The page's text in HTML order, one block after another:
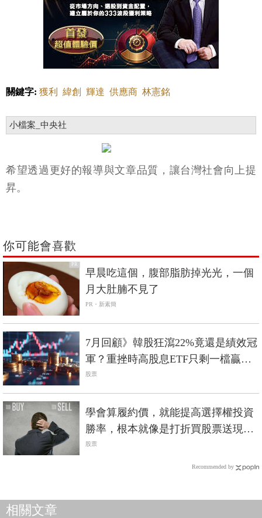
關鍵字: 獲利 緯創 輝達 供應商 林憲銘
小檔案_中央社
希望透過更好的報導與文章品質，讓台灣社會向上提
昇。
你可能會喜歡
PR
早晨吃這個，腹部脂肪掉光光，一個
月大肚腩不見了
PR・新素簡
7月回顧》韓股狂瀉22%竟還是績效冠
軍？重挫時高股息ETF只剩一檔贏過
0050
股票
學會算履約價，就能提高選擇權投資
勝率，根本就像是打折買股票送現
金！
股票
Recommended by
相關文章